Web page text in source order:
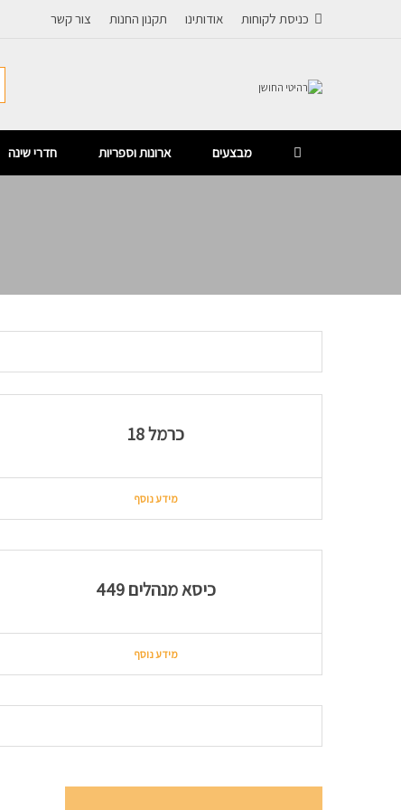
כניסת לקוחות אודותינו תקנון החנות צור קשר
מבצעים ארונות וספריות חדרי שינה
כרמל 18
מידע נוסף
כיסא מנהלים 449
מידע נוסף